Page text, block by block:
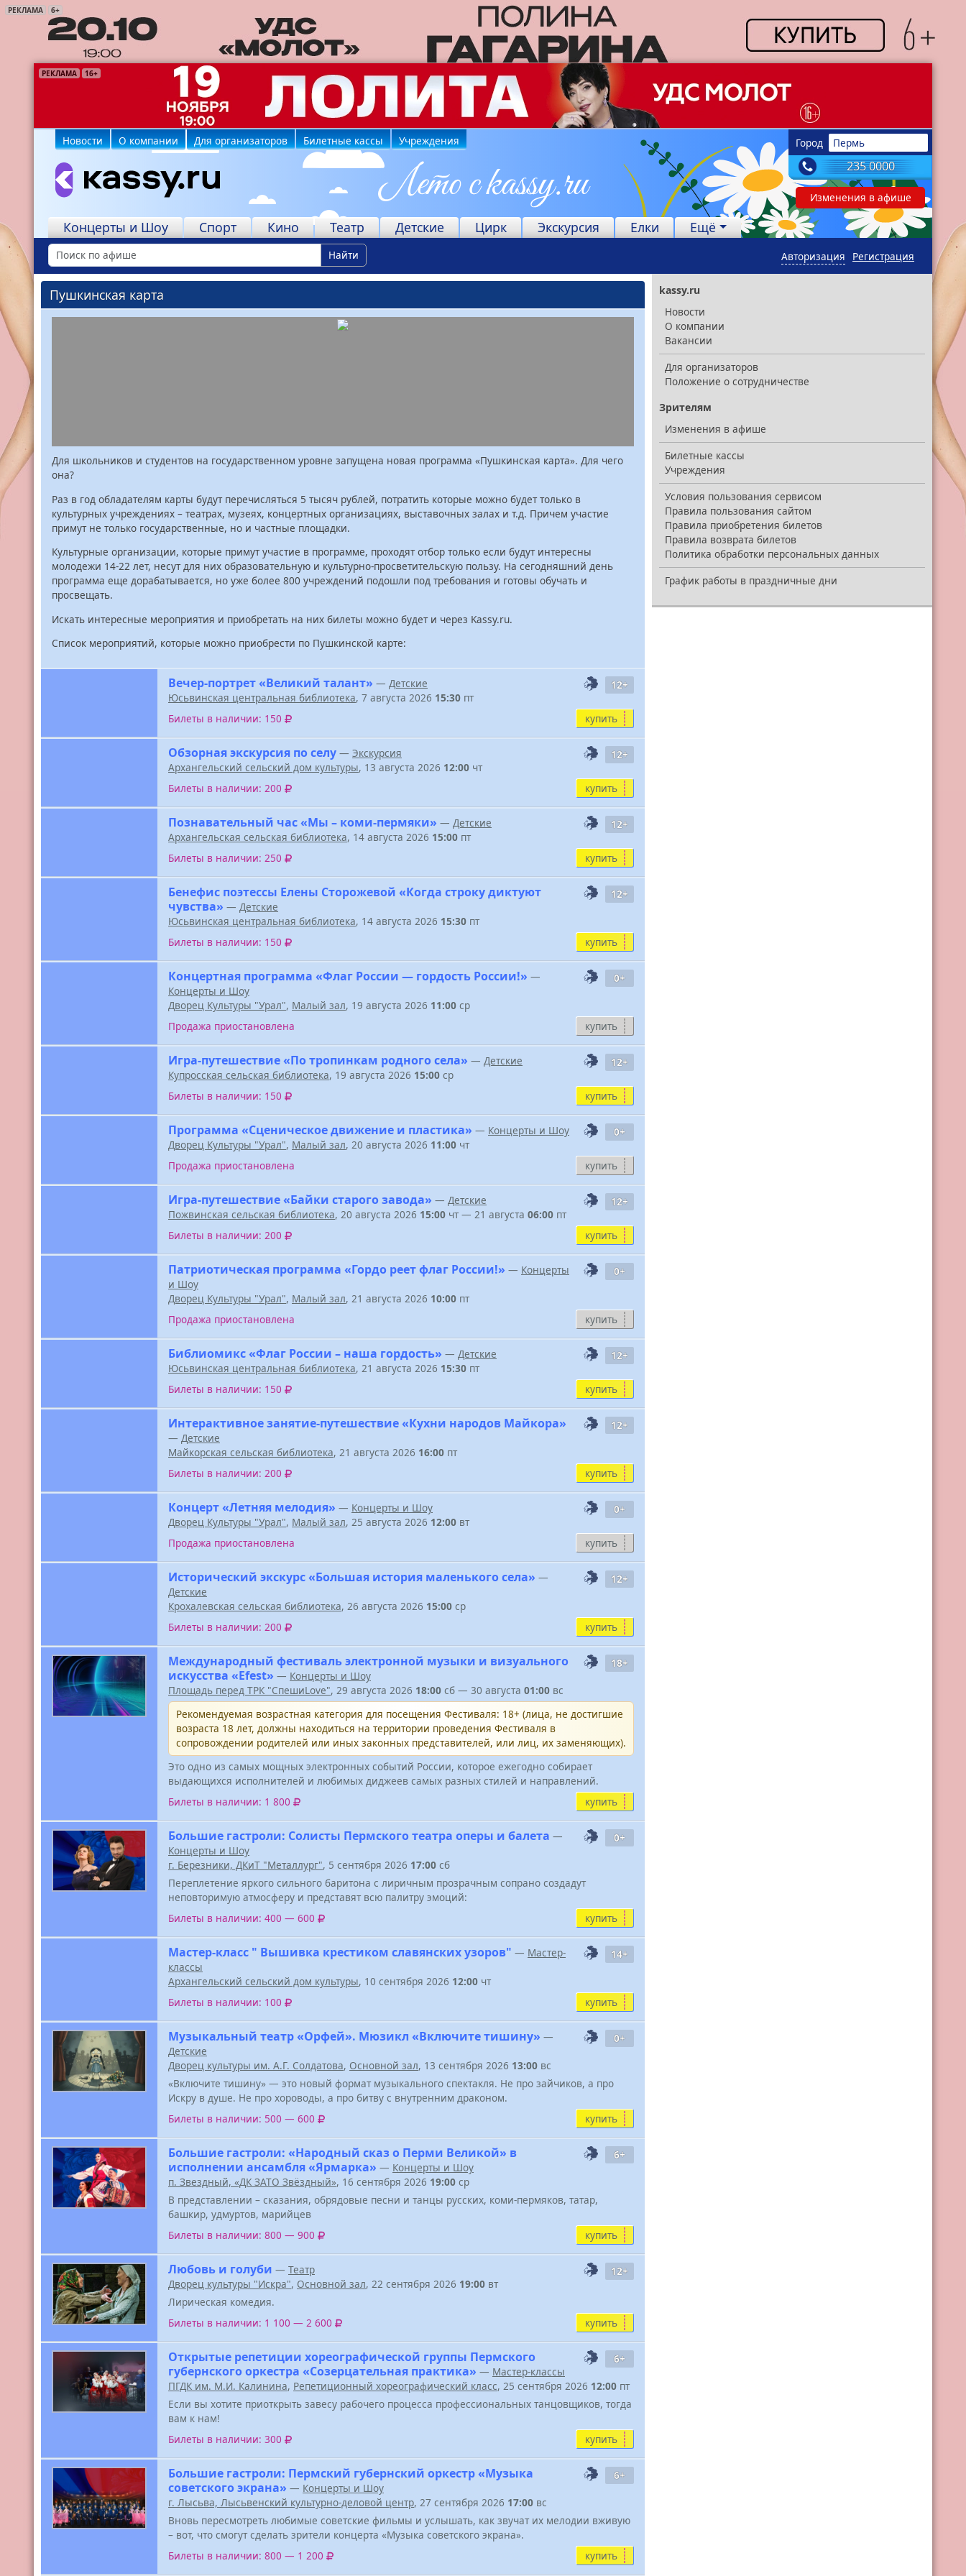
РЕКЛАМА 6+
РЕКЛАМА 16+
РЕКЛАМА 16+
РЕКЛАМА 6+
РЕКЛАМА 6+
РЕКЛАМА 12+
РЕКЛАМА 6+
РЕКЛАМА 6+
Город Пермь
235 0000
Изменения в афише
Новости О компании Для организаторов Билетные кассы Учреждения
Концерты и Шоу Спорт Кино Театр Детские Цирк Экскурсия Елки Ещё
Найти Регистрация
Авторизация
Пушкинская карта
Для школьников и студентов на государственном уровне запущена новая программа «Пушкинская карта». Для чего
она?
Раз в год обладателям карты будут перечисляться 5 тысяч рублей, потратить которые можно будет только в
культурных учреждениях – театрах, музеях, концертных организациях, выставочных залах и т.д. Причем участие
примут не только государственные, но и частные площадки.
Культурные организации, которые примут участие в программе, проходят отбор только если будут интересны
молодежи 14-22 лет, несут для них образовательную и культурно-просветительскую пользу. На сегодняшний день
программа еще дорабатывается, но уже более 800 учреждений подошли под требования и готовы обучать и
просвещать.
Искать интересные мероприятия и приобретать на них билеты можно будет и через Kassy.ru.
Список мероприятий, которые можно приобрести по Пушкинской карте:
12+
Вечер-портрет «Великий талант» — Детские
Юсьвинская центральная библиотека, 7 августа 2026 15:30 пт
Билеты в наличии: 150
купить
12+
Обзорная экскурсия по селу — Экскурсия
Архангельский сельский дом культуры, 13 августа 2026 12:00 чт
Билеты в наличии: 200
купить
12+
Познавательный час «Мы – коми-пермяки» — Детские
Архангельская сельская библиотека, 14 августа 2026 15:00 пт
Билеты в наличии: 250
купить
12+
Бенефис поэтессы Елены Сторожевой «Когда строку диктуют
чувства» — Детские
Юсьвинская центральная библиотека, 14 августа 2026 15:30 пт
Билеты в наличии: 150
купить
0+
Концертная программа «Флаг России — гордость России!» —
Концерты и Шоу
Дворец Культуры "Урал", Малый зал, 19 августа 2026 11:00 ср
Продажа приостановлена
купить
12+
Игра-путешествие «По тропинкам родного села» — Детские
Купросская сельская библиотека, 19 августа 2026 15:00 ср
Билеты в наличии: 150
купить
0+
Программа «Сценическое движение и пластика» — Концерты и Шоу
Дворец Культуры "Урал", Малый зал, 20 августа 2026 11:00 чт
Продажа приостановлена
купить
12+
Игра-путешествие «Байки старого завода» — Детские
Пожвинская сельская библиотека, 20 августа 2026 15:00 чт — 21 августа 06:00 пт
Билеты в наличии: 200
купить
0+
Патриотическая программа «Гордо реет флаг России!» — Концерты
и Шоу
Дворец Культуры "Урал", Малый зал, 21 августа 2026 10:00 пт
Продажа приостановлена
купить
12+
Библиомикс «Флаг России – наша гордость» — Детские
Юсьвинская центральная библиотека, 21 августа 2026 15:30 пт
Билеты в наличии: 150
купить
12+
Интерактивное занятие-путешествие «Кухни народов Майкора»
— Детские
Майкорская сельская библиотека, 21 августа 2026 16:00 пт
Билеты в наличии: 200
купить
0+
Концерт «Летняя мелодия» — Концерты и Шоу
Дворец Культуры "Урал", Малый зал, 25 августа 2026 12:00 вт
Продажа приостановлена
купить
12+
Исторический экскурс «Большая история маленького села» —
Детские
Крохалевская сельская библиотека, 26 августа 2026 15:00 ср
Билеты в наличии: 200
купить
18+
Международный фестиваль электронной музыки и визуального
искусства «Efest» — Концерты и Шоу
Площадь перед ТРК "СпешиLove", 29 августа 2026 18:00 сб — 30 августа 01:00 вс
Рекомендуемая возрастная категория для посещения Фестиваля: 18+ (лица, не достигшие
возраста 18 лет, должны находиться на территории проведения Фестиваля в
сопровождении родителей или иных законных представителей, или лиц, их заменяющих).
Это одно из самых мощных электронных событий России, которое ежегодно собирает
выдающихся исполнителей и любимых диджеев самых разных стилей и направлений.
Билеты в наличии: 1 800
купить
0+
Большие гастроли: Солисты Пермского театра оперы и балета —
Концерты и Шоу
г. Березники, ДКиТ "Металлург", 5 сентября 2026 17:00 сб
Переплетение яркого сильного баритона с лиричным прозрачным сопрано создадут
неповторимую атмосферу и представят всю палитру эмоций:
Билеты в наличии: 400 — 600
купить
14+
Мастер-класс " Вышивка крестиком славянских узоров" — Мастер-
классы
Архангельский сельский дом культуры, 10 сентября 2026 12:00 чт
Билеты в наличии: 100
купить
0+
Музыкальный театр «Орфей». Мюзикл «Включите тишину» —
Детские
Дворец культуры им. А.Г. Солдатова, Основной зал, 13 сентября 2026 13:00 вс
«Включите тишину» — это новый формат музыкального спектакля. Не про зайчиков, а про
Искру в душе. Не про хороводы, а про битву с внутренним драконом.
Билеты в наличии: 500 — 600
купить
6+
Большие гастроли: «Народный сказ о Перми Великой» в
исполнении ансамбля «Ярмарка» — Концерты и Шоу
п. Звездный, «ДК ЗАТО Звёздный», 16 сентября 2026 19:00 ср
В представлении – сказания, обрядовые песни и танцы русских, коми-пермяков, татар,
башкир, удмуртов, марийцев
Билеты в наличии: 800 — 900
купить
12+
Любовь и голуби — Театр
Дворец культуры "Искра", Основной зал, 22 сентября 2026 19:00 вт
Лирическая комедия.
Билеты в наличии: 1 100 — 2 600
купить
6+
Открытые репетиции хореографической группы Пермского
губернского оркестра «Созерцательная практика» — Мастер-классы
ПГДК им. М.И. Калинина, Репетиционный хореографический класс, 25 сентября 2026 12:00 пт
Если вы хотите приоткрыть завесу рабочего процесса профессиональных танцовщиков, тогда
вам к нам!
Билеты в наличии: 300
купить
6+
Большие гастроли: Пермский губернский оркестр «Музыка
советского экрана» — Концерты и Шоу
г. Лысьва, Лысьвенский культурно-деловой центр, 27 сентября 2026 17:00 вс
Вновь пересмотреть любимые советские фильмы и услышать, как звучат их мелодии вживую
– вот, что смогут сделать зрители концерта «Музыка советского экрана».
Билеты в наличии: 800 — 1 200
купить
kassy.ru
Новости
О компании
Вакансии
Для организаторов
Положение о сотрудничестве
Зрителям
Изменения в афише
Билетные кассы
Учреждения
Условия пользования сервисом
Правила пользования сайтом
Правила приобретения билетов
Правила возврата билетов
Политика обработки персональных данных
График работы в праздничные дни